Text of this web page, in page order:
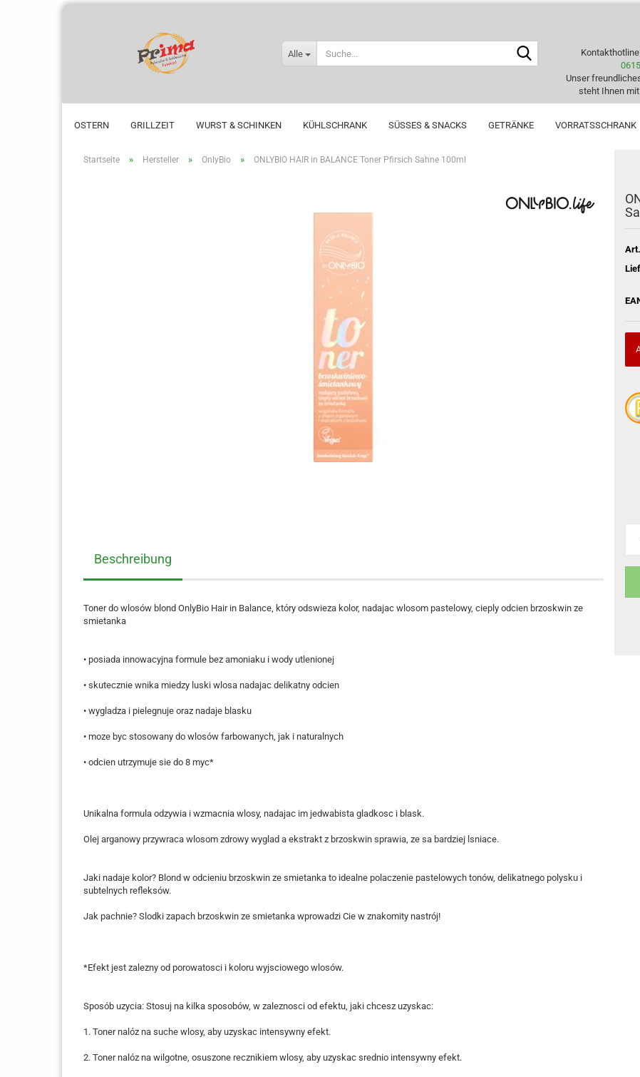
Alle Kontakthotline
Unser
steht Ihnen
OSTERN GRILLZEIT WURST & SCHINKEN KÜHLSCHRANK SÜSSES & SNACKS GETRÄNKE VORRATSSCHRANK
Startseite » Hersteller » OnlyBio » ONLYBIO HAIR in BALANCE Toner Pfirsich Sahne 100ml
Beschreibung
Toner do wlosów blond OnlyBio Hair in Balance, który odswieza kolor, nadajac wlosom pastelowy, cieply odcien brzoskwin ze
smietanka
• posiada innowacyjna formule bez amoniaku i wody utlenionej
• skutecznie wnika miedzy luski wlosa nadajac delikatny odcien
• wygladza i pielegnuje oraz nadaje blasku
• moze byc stosowany do wlosów farbowanych, jak i naturalnych
• odcien utrzymuje sie do 8 myc*
Unikalna formula odzywia i wzmacnia wlosy, nadajac im jedwabista gladkosc i blask.
Olej arganowy przywraca wlosom zdrowy wyglad a ekstrakt z brzoskwin sprawia, ze sa bardziej lsniace.
Jaki nadaje kolor? Blond w odcieniu brzoskwin ze smietanka to idealne polaczenie pastelowych tonów, delikatnego polysku i
subtelnych refleksów.
Jak pachnie? Slodki zapach brzoskwin ze smietanka wprowadzi Cie w znakomity nastrój!
*Efekt jest zalezny od porowatosci i koloru wyjsciowego wlosów.
Sposób uzycia: Stosuj na kilka sposobów, w zaleznosci od efektu, jaki chcesz uzyskac:
1. Toner nalóz na suche wlosy, aby uzyskac intensywny efekt.
2. Toner nalóz na wilgotne, osuszone recznikiem wlosy, aby uzyskac srednio intensywny efekt.